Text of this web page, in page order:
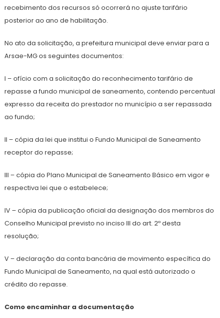
recebimento dos recursos só ocorrerá no ajuste tarifário
posterior ao ano de habilitação.
No ato da solicitação, a prefeitura municipal deve enviar para a
Arsae-MG os seguintes documentos:
I – ofício com a solicitação do reconhecimento tarifário de
repasse a fundo municipal de saneamento, contendo percentual
expresso da receita do prestador no município a ser repassada
ao fundo;
II – cópia da lei que institui o Fundo Municipal de Saneamento
receptor do repasse;
III – cópia do Plano Municipal de Saneamento Básico em vigor e
respectiva lei que o estabelece;
IV – cópia da publicação oficial da designação dos membros do
Conselho Municipal previsto no inciso III do art. 2º desta
resolução;
V – declaração da conta bancária de movimento específica do
Fundo Municipal de Saneamento, na qual está autorizado o
crédito do repasse.
Como encaminhar a documentação